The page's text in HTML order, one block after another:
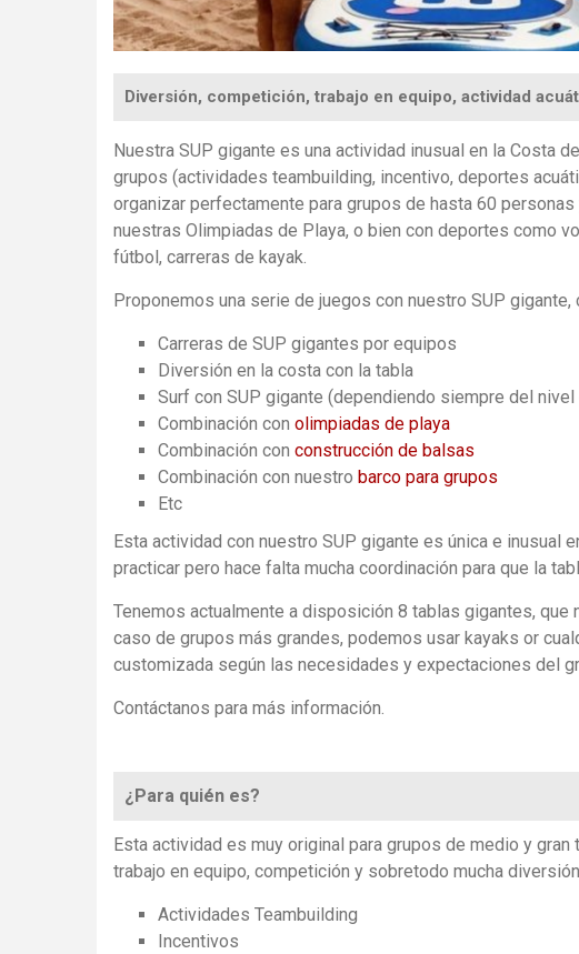
Diversión, competición, trabajo en equipo, actividad
Nuestra SUP gigante es una actividad inusual en la Costa
grupos (actividades teambuilding, incentivo, deportes
organizar perfectamente para grupos de hasta 60
nuestras Olimpiadas de Playa, o bien con deportes como
fútbol, carreras de kayak.
Proponemos una serie de juegos con nuestro SUP gigante,
Carreras de SUP gigantes por equipos
Diversión en la costa con la tabla
Surf con SUP gigante (dependiendo siempre del
Combinación con olimpiadas de playa
Combinación con construcción de balsas
Combinación con nuestro barco para grupos
Etc
Esta actividad con nuestro SUP gigante es única e inusual
practicar pero hace falta mucha coordinación para que la
Tenemos actualmente a disposición 8 tablas gigantes,
caso de grupos más grandes, podemos usar kayaks or
customizada según las necesidades y expectaciones del
Contáctanos para más información.
¿Para quién es?
Esta actividad es muy original para grupos de medio y
trabajo en equipo, competición y sobretodo mucha
Actividades Teambuilding
Incentivos